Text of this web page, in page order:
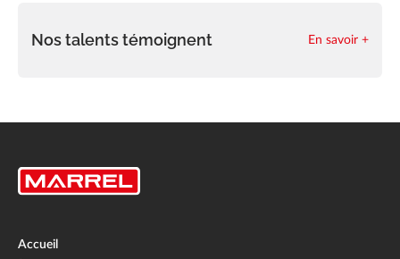
Nos talents témoignent En savoir +
Accueil